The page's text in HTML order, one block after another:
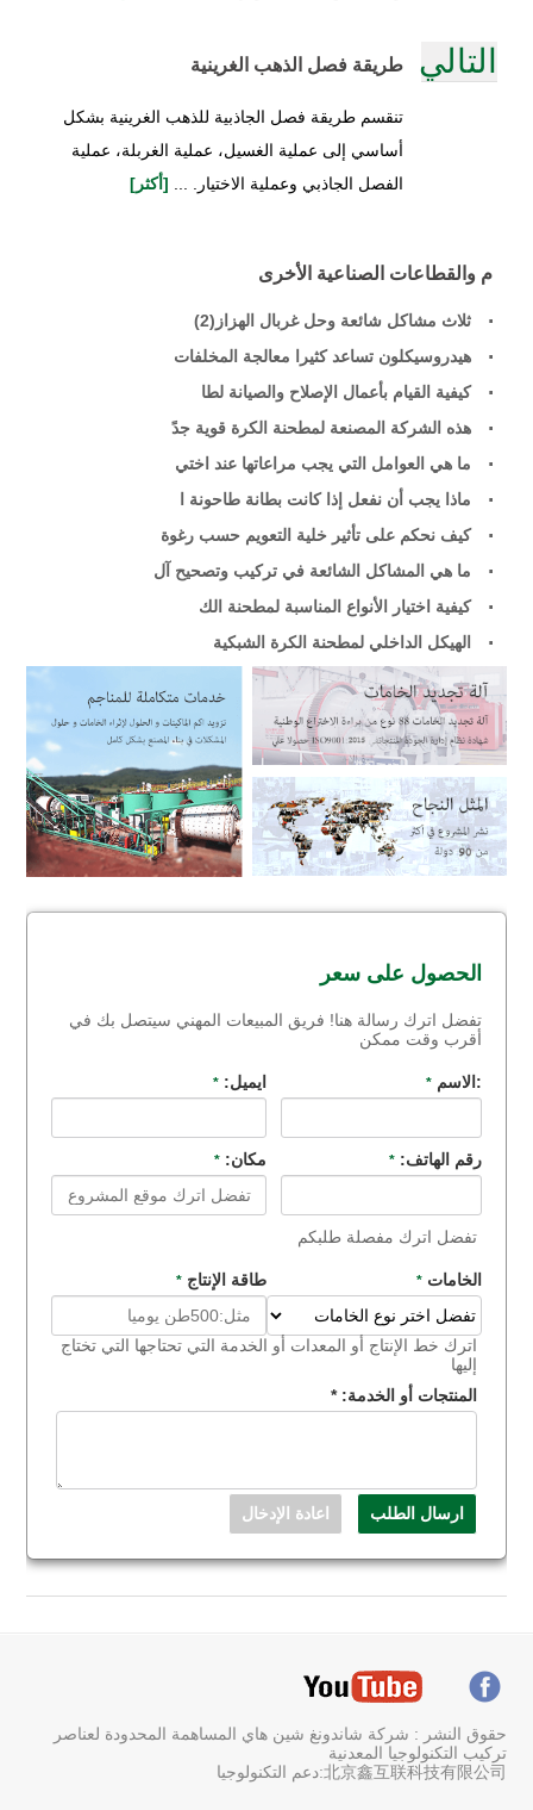
التالي طريقة فصل الذهب الغرينية
تنقسم طريقة فصل الجاذبية للذهب الغرينية بشكل
أساسي إلى عملية الغسيل، عملية الغربلة، عملية
الفصل الجاذبي وعملية الاختيار. ...
[أكثر]
م والقطاعات الصناعية الأخرى
ثلاث مشاكل شائعة وحل غربال الهزاز(2)
هيدروسيكلون تساعد كثيرا معالجة المخلفات
كيفية القيام بأعمال الإصلاح والصيانة لطا
هذه الشركة المصنعة لمطحنة الكرة قوية جدً
ما هي العوامل التي يجب مراعاتها عند اختي
ماذا يجب أن نفعل إذا كانت بطانة طاحونة ا
كيف نحكم على تأثير خلية التعويم حسب رغوة
ما هي المشاكل الشائعة في تركيب وتصحيح آل
كيفية اختيار الأنواع المناسبة لمطحنة الك
الهيكل الداخلي لمطحنة الكرة الشبكية
الحصول على سعر
تفضل اترك رسالة هنا! فريق المبيعات المهني سيتصل بك في
أقرب وقت ممكن
:الاسم* ايميل: *
رقم الهاتف:* مكان: *
تفضل اترك مفصلة طلبكم
الخامات* طاقة الإنتاج *
اترك خط الإنتاج أو المعدات أو الخدمة التي تحتاجها التي تختاج
إليها
المنتجات أو الخدمة:*
حقوق النشر : شركة شاندونغ شين هاي المساهمة المحدودة لعناصر
تركيب التكنولوجيا المعدنية
北京鑫互联科技有限公司:دعم التكنولوجيا